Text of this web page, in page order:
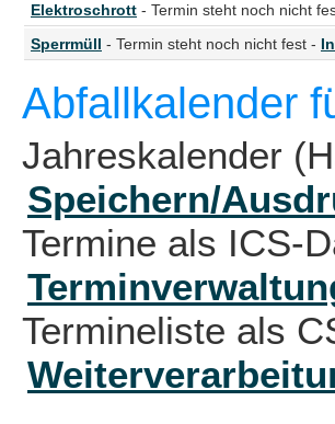
Elektroschrott - Termin steht noch nicht
Sperrmüll - Termin steht noch nicht fest -
Abfallkalender
Jahreskalender
Speichern/
Termine als ICS-
Termineliste als